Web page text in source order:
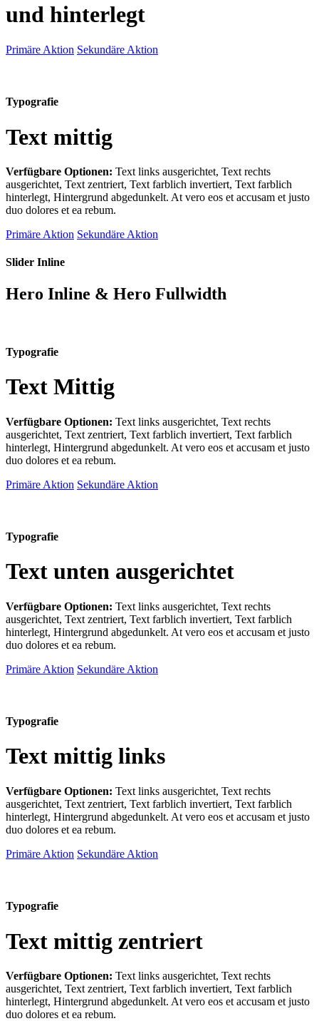
und hinterlegt
Primäre Aktion Sekundäre Aktion
Typografie
Text mittig
Verfügbare Optionen: Text links ausgerichtet, Text rechts
ausgerichtet, Text zentriert, Text farblich invertiert, Text farblich
hinterlegt, Hintergrund abgedunkelt. At vero eos et accusam et justo
duo dolores et ea rebum.
Primäre Aktion Sekundäre Aktion
Slider Inline
Hero Inline & Hero Fullwidth
Typografie
Text Mittig
Verfügbare Optionen: Text links ausgerichtet, Text rechts
ausgerichtet, Text zentriert, Text farblich invertiert, Text farblich
hinterlegt, Hintergrund abgedunkelt. At vero eos et accusam et justo
duo dolores et ea rebum.
Primäre Aktion Sekundäre Aktion
Typografie
Text unten ausgerichtet
Verfügbare Optionen: Text links ausgerichtet, Text rechts
ausgerichtet, Text zentriert, Text farblich invertiert, Text farblich
hinterlegt, Hintergrund abgedunkelt. At vero eos et accusam et justo
duo dolores et ea rebum.
Primäre Aktion Sekundäre Aktion
Typografie
Text mittig links
Verfügbare Optionen: Text links ausgerichtet, Text rechts
ausgerichtet, Text zentriert, Text farblich invertiert, Text farblich
hinterlegt, Hintergrund abgedunkelt. At vero eos et accusam et justo
duo dolores et ea rebum.
Primäre Aktion Sekundäre Aktion
Typografie
Text mittig zentriert
Verfügbare Optionen: Text links ausgerichtet, Text rechts
ausgerichtet, Text zentriert, Text farblich invertiert, Text farblich
hinterlegt, Hintergrund abgedunkelt. At vero eos et accusam et justo
duo dolores et ea rebum.